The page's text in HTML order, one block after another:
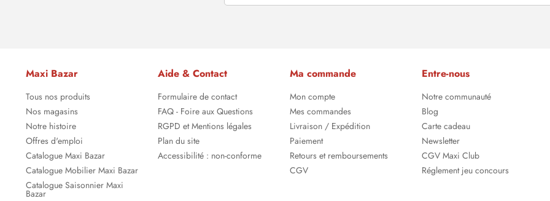
Maxi Bazar
Tous nos produits
Nos magasins
Notre histoire
Offres d'emploi
Catalogue Maxi Bazar
Catalogue Mobilier Maxi Bazar
Catalogue Saisonnier Maxi
Bazar
Aide & Contact
Formulaire de contact
FAQ - Foire aux Questions
RGPD et Mentions légales
Plan du site
Accessibilité : non-conforme
Ma commande
Mon compte
Mes commandes
Livraison / Expédition
Paiement
Retours et remboursements
CGV
Entre-nous
Notre communauté
Blog
Carte cadeau
Newsletter
CGV Maxi Club
Réglement jeu concours